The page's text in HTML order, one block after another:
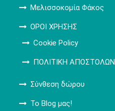
Μελισσοκομία Φάκος
ΟΡΟΙ ΧΡΗΣΗΣ
Cookie Policy
ΠΟΛΙΤΙΚΗ ΑΠΟΣΤΟΛΩΝ
Σύνθεση δώρου
Το Blog μας!